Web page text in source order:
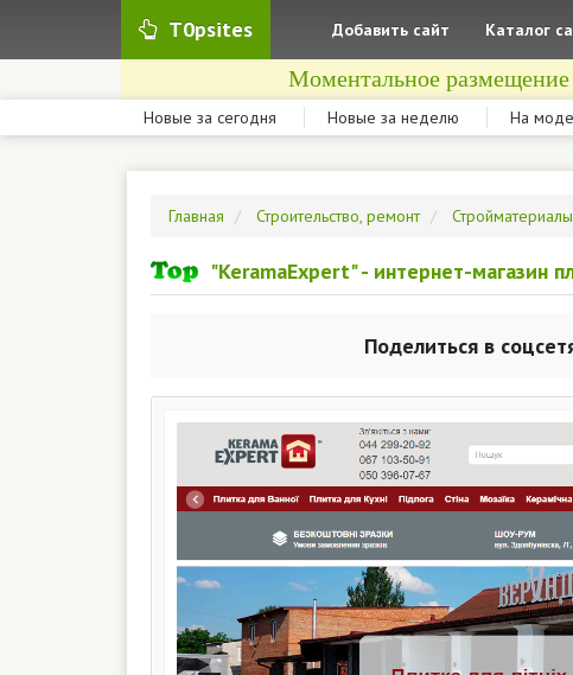
T0psites Добавить сайт Каталог
Моментальное
Новые за сегодня Новые за неделю На
Главная Строительство, ремонт Стройматериалы
"KeramaExpert" - интернет-магазин
Поделиться в